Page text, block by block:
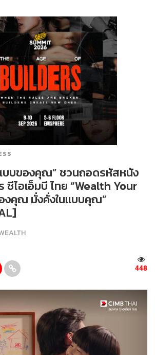
บบของคุณ” ชวนถอดรหัสหนัง
ซีไอเอ็มบี ไทย “Wealth Your
งคุณ มั่งคั่งในแบบคุณ”
448